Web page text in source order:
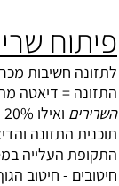
פיתוח
לתזונה חשיבות
התזונה = דיאטה מהווה כ- 70% עד
השרירים ואילו 20% עד כ- 30% תוכנית האימונים.
תוכנית התזונה
התקופת העלייה
חיטובים - חיטוב